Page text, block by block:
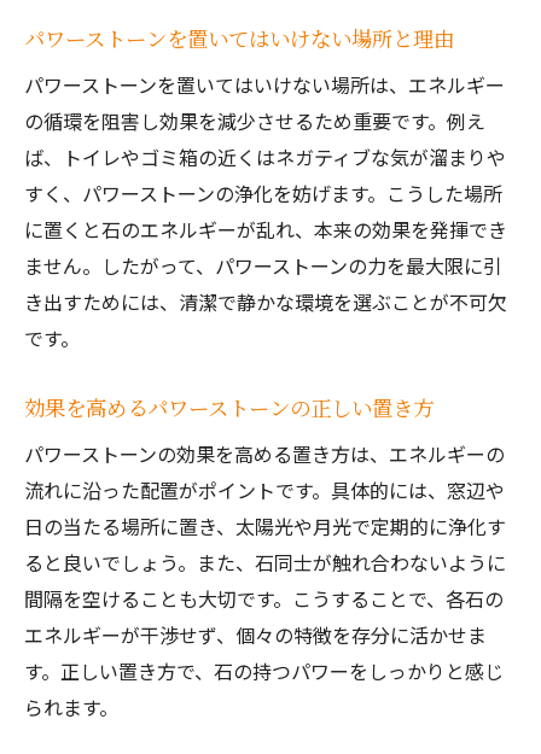
パワーストーンを置いてはいけない場所と理由
パワーストーンを置いてはいけない場所は、エネルギー
の循環を阻害し効果を減少させるため重要です。例え
ば、トイレやゴミ箱の近くはネガティブな気が溜まりや
すく、パワーストーンの浄化を妨げます。こうした場所
に置くと石のエネルギーが乱れ、本来の効果を発揮でき
ません。したがって、パワーストーンの力を最大限に引
き出すためには、清潔で静かな環境を選ぶことが不可欠
です。
効果を高めるパワーストーンの正しい置き方
パワーストーンの効果を高める置き方は、エネルギーの
流れに沿った配置がポイントです。具体的には、窓辺や
日の当たる場所に置き、太陽光や月光で定期的に浄化す
ると良いでしょう。また、石同士が触れ合わないように
間隔を空けることも大切です。こうすることで、各石の
エネルギーが干渉せず、個々の特徴を存分に活かせま
す。正しい置き方で、石の持つパワーをしっかりと感じ
られます。